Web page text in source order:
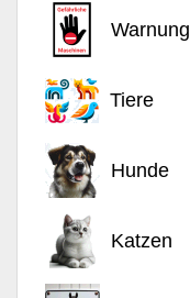
Warnung
Tiere
Hunde
Katzen